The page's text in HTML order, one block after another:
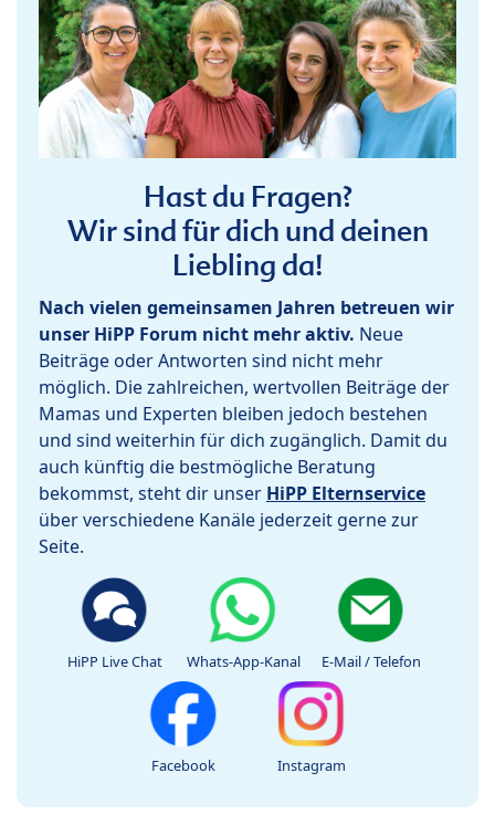
Hast du Fragen?
Wir sind für dich und deinen
Liebling da!
Nach vielen gemeinsamen Jahren betreuen wir
unser HiPP Forum nicht mehr aktiv. Neue
Beiträge oder Antworten sind nicht mehr
möglich. Die zahlreichen, wertvollen Beiträge der
Mamas und Experten bleiben jedoch bestehen
und sind weiterhin für dich zugänglich. Damit du
auch künftig die bestmögliche Beratung
bekommst, steht dir unser HiPP Elternservice
über verschiedene Kanäle jederzeit gerne zur
Seite.
HiPP Live Chat Whats-App-Kanal E-Mail / Telefon
Facebook Instagram